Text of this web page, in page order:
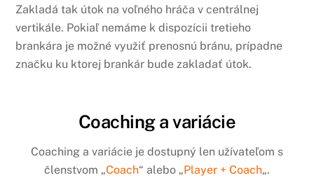
Zakladá tak útok na voľného hráča v centrálnej
vertikále. Pokiaľ nemáme k dispozícii tretieho
brankára je možné využiť prenosnú bránu, prípadne
značku ku ktorej brankár bude zakladať útok.
Coaching a variácie
Coaching a variácie je dostupný len užívateľom s
členstvom „Coach“ alebo „Player + Coach„.